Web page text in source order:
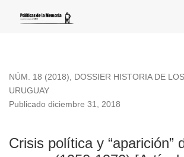
Crisis política y “aparición” de las
NÚM. 18 (2018), DOSSIER HISTORIA DE
URUGUAY
Crisis política y “aparición”
Publicado diciembre 31, 2018